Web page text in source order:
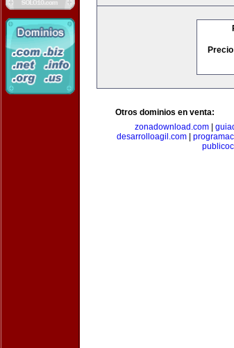
Otros dominios en venta:
zonadownload.com
desarrolloagil.com